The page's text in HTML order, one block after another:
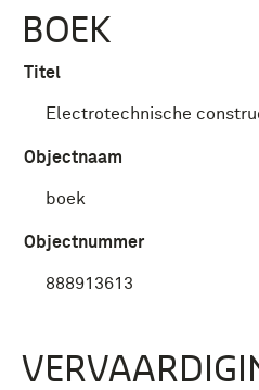
BOEK
Titel
Electrotechnische
Objectnaam
boek
Objectnummer
888913613